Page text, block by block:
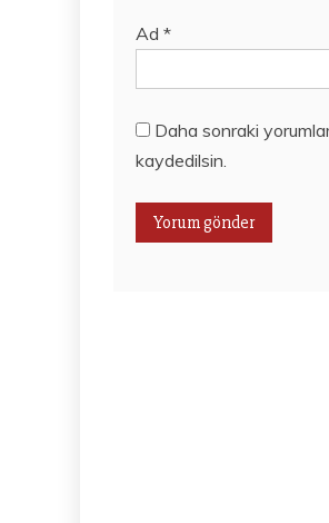
Ad *
Daha sonraki
kaydedilsin.